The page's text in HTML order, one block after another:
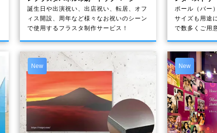
誕生日や出演祝い、出店祝い、転居、オフ
ィス開設、周年など様々なお祝いのシーン
で使用するフラスタ制作サービス！
ポール（バー
サイズも用途
で数多くご用
New New